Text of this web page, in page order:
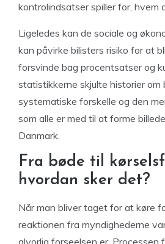
kontrolindsatser spiller for, hvem
Ligeledes kan de sociale og
kan påvirke bilisters risiko for at
forsvinde bag procentsatser og
statistikkerne skjulte historier
systematiske forskelle og den
som alle er med til at forme
Danmark.
Fra bøde til
hvordan sker det?
Når man bliver taget for at køre
reaktionen fra myndighederne
alvorlig forseelsen er. Processen